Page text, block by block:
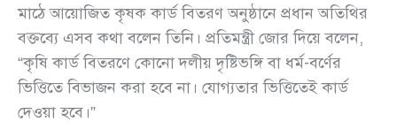
মাঠে আয়োজিত কৃষক কার্ড বিতরণ অনুষ্ঠানে প্রধান অতিথির
বক্তব্যে এসব কথা বলেন তিনি। প্রতিমন্ত্রী জোর দিয়ে বলেন,
“কৃষি কার্ড বিতরণে কোনো দলীয় দৃষ্টিভঙ্গি বা ধর্ম-বর্ণের
ভিত্তিতে বিভাজন করা হবে না। যোগ্যতার ভিত্তিতেই কার্ড
দেওয়া হবে।”